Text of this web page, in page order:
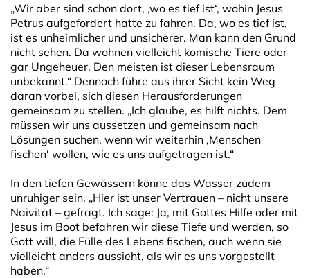
„Wir aber sind schon dort, ,wo es tief ist‘, wohin Jesus
Petrus aufgefordert hatte zu fahren. Da, wo es tief ist,
ist es unheimlicher und unsicherer. Man kann den Grund
nicht sehen. Da wohnen vielleicht komische Tiere oder
gar Ungeheuer. Den meisten ist dieser Lebensraum
unbekannt.“ Dennoch führe aus ihrer Sicht kein Weg
daran vorbei, sich diesen Herausforderungen
gemeinsam zu stellen. „Ich glaube, es hilft nichts. Dem
müssen wir uns aussetzen und gemeinsam nach
Lösungen suchen, wenn wir weiterhin ,Menschen
fischen‘ wollen, wie es uns aufgetragen ist.“
In den tiefen Gewässern könne das Wasser zudem
unruhiger sein. „Hier ist unser Vertrauen – nicht unsere
Naivität – gefragt. Ich sage: Ja, mit Gottes Hilfe oder mit
Jesus im Boot befahren wir diese Tiefe und werden, so
Gott will, die Fülle des Lebens fischen, auch wenn sie
vielleicht anders aussieht, als wir es uns vorgestellt
haben.“